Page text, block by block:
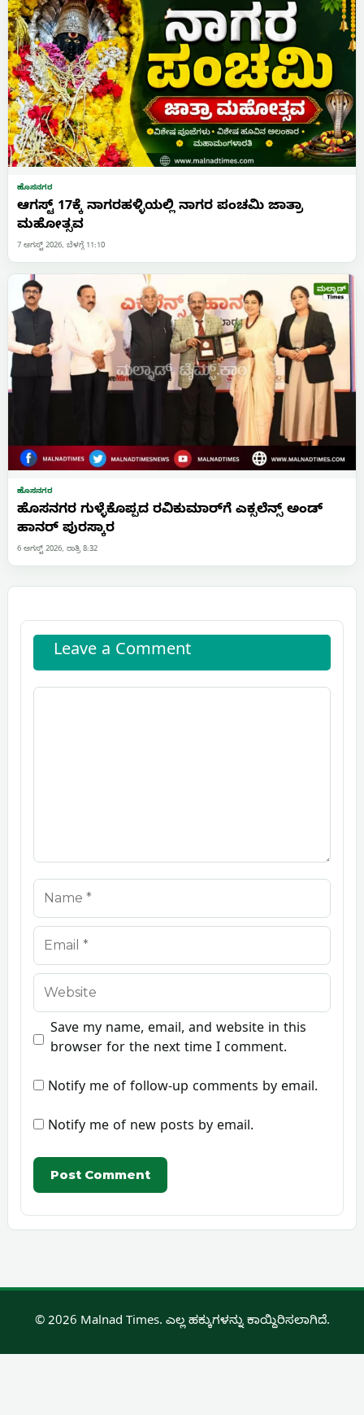
ಹೊಸನಗರ
ಆಗಸ್ಟ್ 17ಕ್ಕೆ ನಾಗರಹಳ್ಳಿಯಲ್ಲಿ ನಾಗರ ಪಂಚಮಿ ಜಾತ್ರಾ
ಮಹೋತ್ಸವ
7 ಆಗಸ್ಟ್ 2026, ಬೆಳಗ್ಗೆ 11:10
ಹೊಸನಗರ
ಹೊಸನಗರ ಗುಳ್ಳೆಕೊಪ್ಪದ ರವಿಕುಮಾರ್‌ಗೆ ಎಕ್ಸಲೆನ್ಸ್ ಅಂಡ್
ಹಾನರ್ ಪುರಸ್ಕಾರ
6 ಆಗಸ್ಟ್ 2026, ರಾತ್ರಿ 8:32
Leave a Comment
Comment
Name
Email
Website
Save my name, email, and website in this
browser for the next time I comment.
Notify me of follow-up comments by email.
Notify me of new posts by email.
© 2026 Malnad Times. ಎಲ್ಲ ಹಕ್ಕುಗಳನ್ನು ಕಾಯ್ದಿರಿಸಲಾಗಿದೆ.